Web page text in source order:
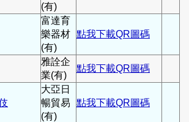
(有)
富達育
樂器材
(有)
點我下載QR圖碼
雅詮企
業(有)
點我下載QR圖碼
大亞日
暢貿易
(有)
點我下載QR圖碼